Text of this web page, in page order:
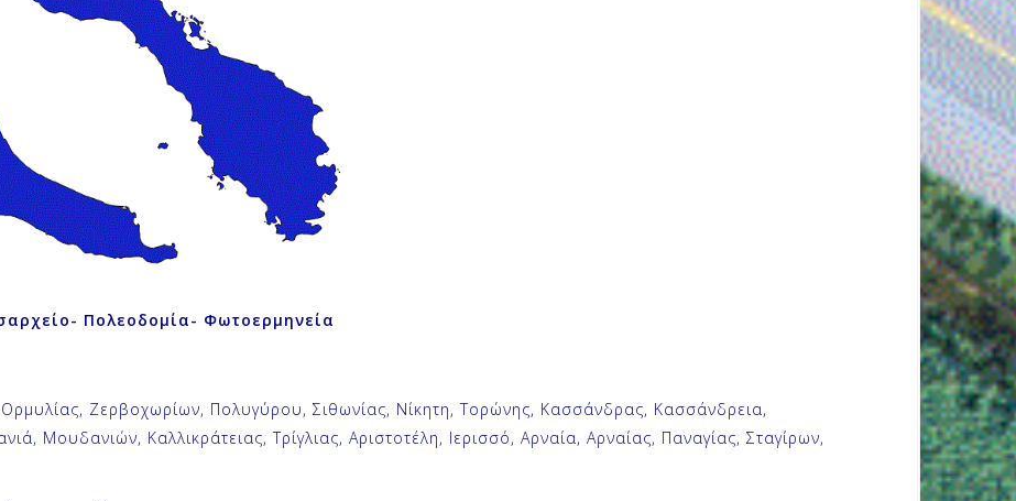
Πολεοδομία- Φωτοερμηνεία
Ζερβοχωρίων, Πολυγύρου, Σιθωνίας, Νίκητη, Τορώνης, Κασσάνδρας, Κασσάνδρεια,
Μουδανιών, Καλλικράτειας, Τρίγλιας, Αριστοτέλη, Ιερισσό, Αρναία, Αρναίας, Παναγίας, Σταγίρων,